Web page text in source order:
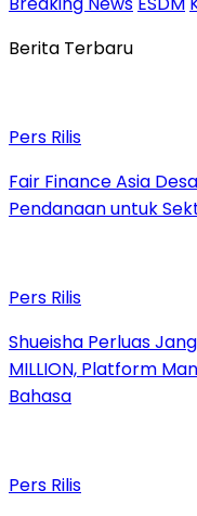
Berita Terbaru
Pers Rilis
Fair Finance Asia
Pendanaan untuk
Pers Rilis
Shueisha Perluas
MILLION, Platform
Bahasa
Pers Rilis